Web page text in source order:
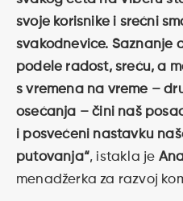
svoje korisnike i srećni
svakodnevice. Saznanje
podele radost, sreću, a
s vremena na vreme –
osećanja – čini naš
i posvećeni nastavku
putovanja“, istakla je
menadžerka za razvoj